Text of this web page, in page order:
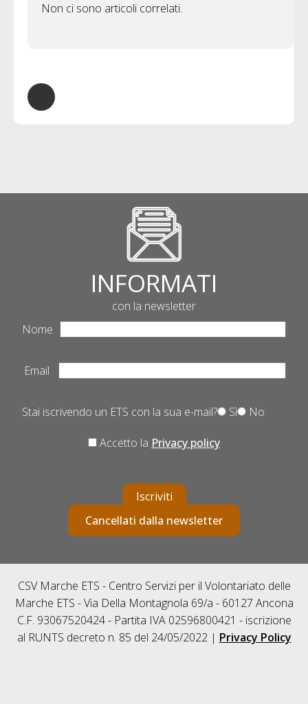
Non ci sono articoli correlati.
INFORMATI
con la newsletter
Nome
Email
Stai iscrivendo un ETS con la sua e-mail? Sì No
Accetto la Privacy policy
Iscriviti
Cancellati dalla newsletter
CSV Marche ETS - Centro Servizi per il Volontariato delle
Marche ETS - Via Della Montagnola 69/a - 60127 Ancona
C.F. 93067520424 - Partita IVA 02596800421 - iscrizione
al RUNTS decreto n. 85 del 24/05/2022 | Privacy Policy